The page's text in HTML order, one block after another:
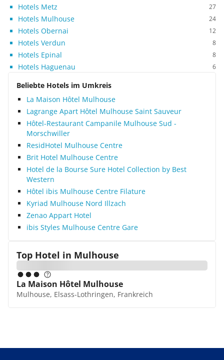
Hotels Metz 27
Hotels Mulhouse 24
Hotels Obernai 12
Hotels Verdun 8
Hotels Epinal 8
Hotels Haguenau 6
Beliebte Hotels im Umkreis
La Maison Hôtel Mulhouse
Lagrange Apart Hôtel Mulhouse Saint Sauveur
Hôtel-Restaurant Campanile Mulhouse Sud -
Morschwiller
ResidHotel Mulhouse Centre
Brit Hotel Mulhouse Centre
Hotel de la Bourse Sure Hotel Collection by Best
Western
Hôtel ibis Mulhouse Centre Filature
Kyriad Mulhouse Nord Illzach
Zenao Appart Hotel
ibis Styles Mulhouse Centre Gare
Top Hotel in Mulhouse
La Maison Hôtel Mulhouse
Mulhouse, Elsass-Lothringen, Frankreich